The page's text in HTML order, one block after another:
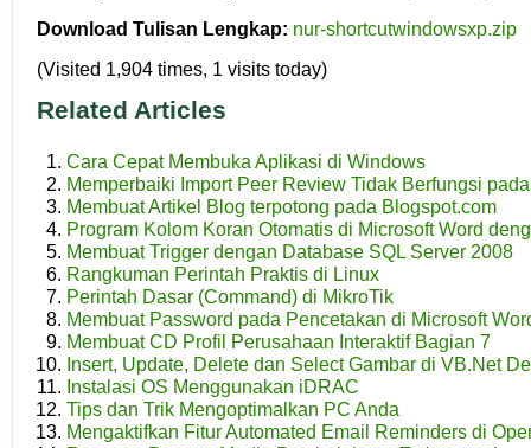
Download Tulisan Lengkap: nur-shortcutwindowsxp.zip
(Visited 1,904 times, 1 visits today)
Related Articles
Cara Cepat Membuka Aplikasi di Windows
Memperbaiki Import Peer Review Tidak Berfungsi
Membuat Artikel Blog terpotong pada Blogspot.com
Program Kolom Koran Otomatis di Microsoft Word
Membuat Trigger dengan Database SQL Server 2008
Rangkuman Perintah Praktis di Linux
Perintah Dasar (Command) di MikroTik
Membuat Password pada Pencetakan di Microsoft
Membuat CD Profil Perusahaan Interaktif Bagian 7
Insert, Update, Delete dan Select Gambar di VB.Net
Instalasi OS Menggunakan iDRAC
Tips dan Trik Mengoptimalkan PC Anda
Mengaktifkan Fitur Automated Email Reminders di